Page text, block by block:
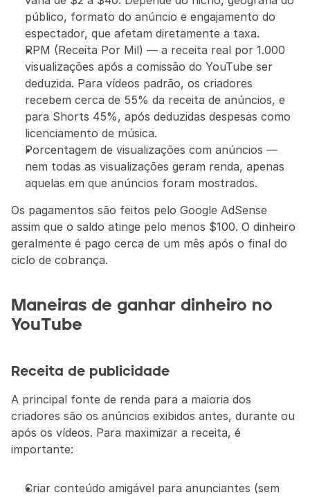
público, formato do anúncio e engajamento do
espectador, que afetam diretamente a taxa.
RPM (Receita Por Mil) — a receita real por 1.000
visualizações após a comissão do YouTube ser
deduzida. Para vídeos padrão, os criadores
recebem cerca de 55% da receita de anúncios, e
para Shorts 45%, após deduzidas despesas como
licenciamento de música.
Porcentagem de visualizações com anúncios —
nem todas as visualizações geram renda, apenas
aquelas em que anúncios foram mostrados.
Os pagamentos são feitos pelo Google AdSense
assim que o saldo atinge pelo menos $100. O dinheiro
geralmente é pago cerca de um mês após o final do
ciclo de cobrança.
Maneiras de ganhar dinheiro no
YouTube
Receita de publicidade
A principal fonte de renda para a maioria dos
criadores são os anúncios exibidos antes, durante ou
após os vídeos. Para maximizar a receita, é
importante:
Criar conteúdo amigável para anunciantes (sem